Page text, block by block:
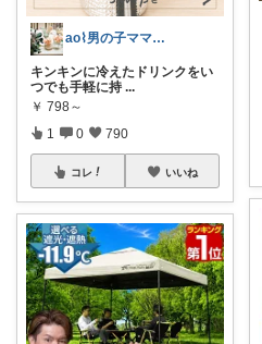
ao⌇男の子ママの暮らし
キンキンに冷えたドリンクをい
つでも手軽に持 ...
￥ 798～
1 0 790
コレ いいね